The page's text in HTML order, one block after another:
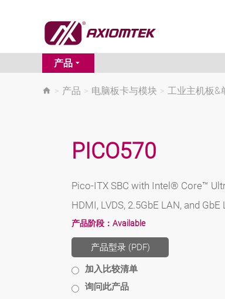
产品
> 产品 > 电脑板卡与模块 > 工业主机板&
PICO570
Pico-ITX SBC with Intel® Core™
HDMI, LVDS, 2.5GbE LAN, and GbE
产品阶段： Available
产品型录 (PDF)
加入比较清单
询问此产品